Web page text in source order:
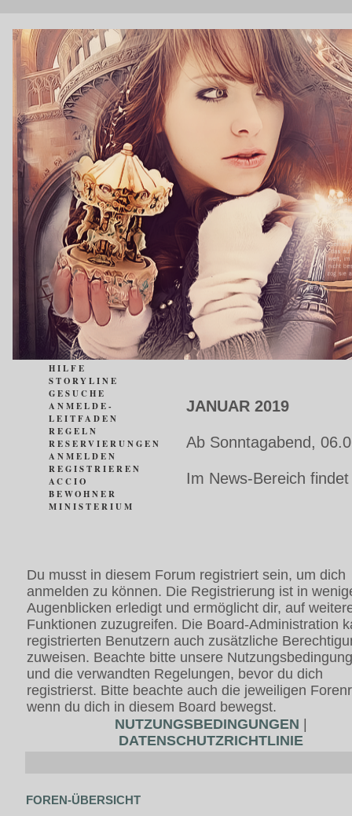
HILFE
STORYLINE
GESUCHE
ANMELDE-
LEITFADEN
REGELN
RESERVIERUNGEN
ANMELDEN
REGISTRIEREN
ACCIO
BEWOHNER
MINISTERIUM
JANUAR 2019
Ab Sonntagabend,
Im News-Bereich
Du musst in diesem Forum registriert sein, um dich
anmelden zu können. Die Registrierung ist in
Augenblicken erledigt und ermöglicht dir, auf
Funktionen zuzugreifen. Die Board-Administration
registrierten Benutzern auch zusätzliche
zuweisen. Beachte bitte unsere
und die verwandten Regelungen, bevor du dich
registrierst. Bitte beachte auch die jeweiligen
wenn du dich in diesem Board bewegst.
NUTZUNGSBEDINGUNGEN
DATENSCHUTZRICHTLINIE
FOREN-ÜBERSICHT